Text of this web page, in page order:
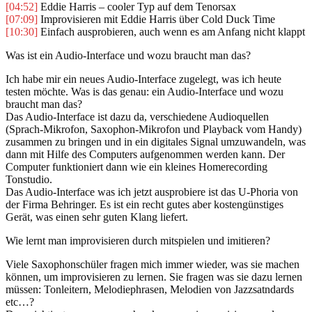
[04:52] Eddie Harris – cooler Typ auf dem Tenorsax
[07:09] Improvisieren mit Eddie Harris über Cold Duck Time
[10:30] Einfach ausprobieren, auch wenn es am Anfang nicht klappt
Was ist ein Audio-Interface und wozu braucht man das?
Ich habe mir ein neues Audio-Interface zugelegt, was ich heute
testen möchte. Was is das genau: ein Audio-Interface und wozu
braucht man das?
Das Audio-Interface ist dazu da, verschiedene Audioquellen
(Sprach-Mikrofon, Saxophon-Mikrofon und Playback vom Handy)
zusammen zu bringen und in ein digitales Signal umzuwandeln, was
dann mit Hilfe des Computers aufgenommen werden kann. Der
Computer funktioniert dann wie ein kleines Homerecording
Tonstudio.
Das Audio-Interface was ich jetzt ausprobiere ist das U-Phoria von
der Firma Behringer. Es ist ein recht gutes aber kostengünstiges
Gerät, was einen sehr guten Klang liefert.
Wie lernt man improvisieren durch mitspielen und imitieren?
Viele Saxophonschüler fragen mich immer wieder, was sie machen
können, um improvisieren zu lernen. Sie fragen was sie dazu lernen
müssen: Tonleitern, Melodiephrasen, Melodien von Jazzsatndards
etc…?